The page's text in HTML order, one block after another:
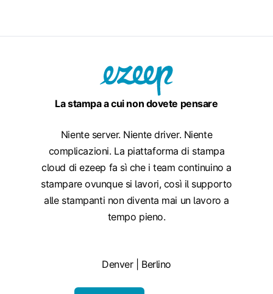
La stampa a cui non dovete pensare
Niente server. Niente driver. Niente
complicazioni. La piattaforma di stampa
cloud di ezeep fa sì che i team continuino a
stampare ovunque si lavori, così il supporto
alle stampanti non diventa mai un lavoro a
tempo pieno.
Denver | Berlino